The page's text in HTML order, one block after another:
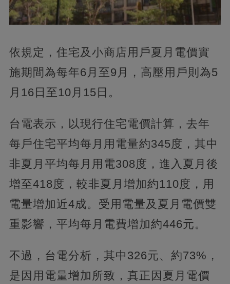
依規定，住宅及小商店用戶夏月電價實
施期間為每年6月至9月，高壓用戶則為5
月16日至10月15日。
台電表示，以現行住宅電價計算，去年
每戶住宅平均每月用電量約345度，其中
非夏月平均每月用電308度，進入夏月後
增至418度，較非夏月增加約110度，用
電量增加近4成。受用電量及夏月電價雙
重影響，平均每月電費增加約446元。
不過，台電分析，其中326元、約73%，
是因用電量增加所致，真正因夏月電價